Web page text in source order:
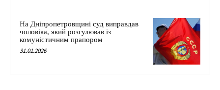
На Дніпропетровщині суд виправдав
чоловіка, який розгулював із
комуністичним прапором
31.01.2026